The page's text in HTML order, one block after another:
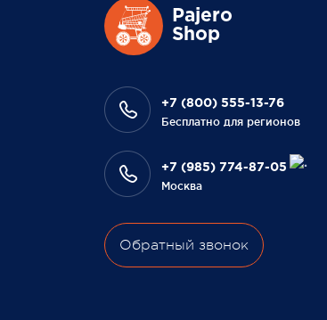
Также 1 марта 2022 года мы
разыграем одну умную колонку
среди наших покупателей,
этого года.
Всегда Ваш, Pajero Shop
3 февраля 2022
Pajero
Shop
+7 (800) 555-13-76
Бесплатно для регионов
+7 (985) 774-87-05
Москва
Обратный звонок